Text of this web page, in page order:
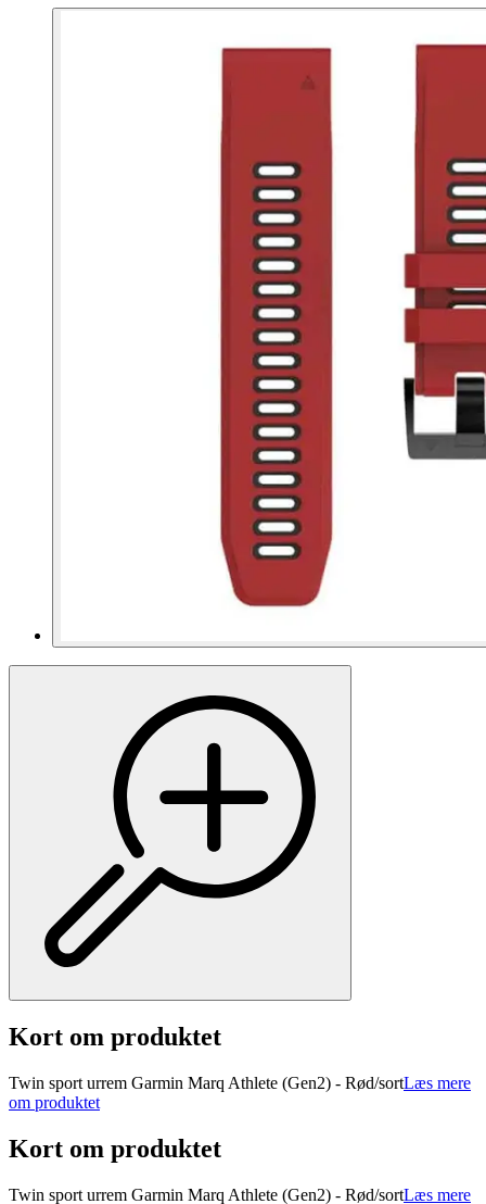
Kort om produktet
Twin sport urrem Garmin Marq Athlete (Gen2) - Rød/sortLæs mere
om produktet
Kort om produktet
Twin sport urrem Garmin Marq Athlete (Gen2) - Rød/sortLæs mere